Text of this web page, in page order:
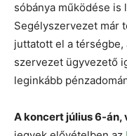
sóbánya működése is
Segélyszervezet már
juttatott el a térségbe,
szervezet ügyvezető
leginkább
A koncert július 6-án,